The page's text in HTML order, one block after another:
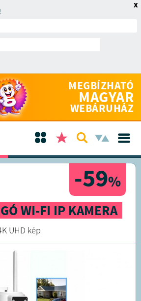
x
MEGBÍZHATÓ
MAGYAR
WEBÁRUHÁZ
-59%
WI-FI IP KAMERA
UHD kép